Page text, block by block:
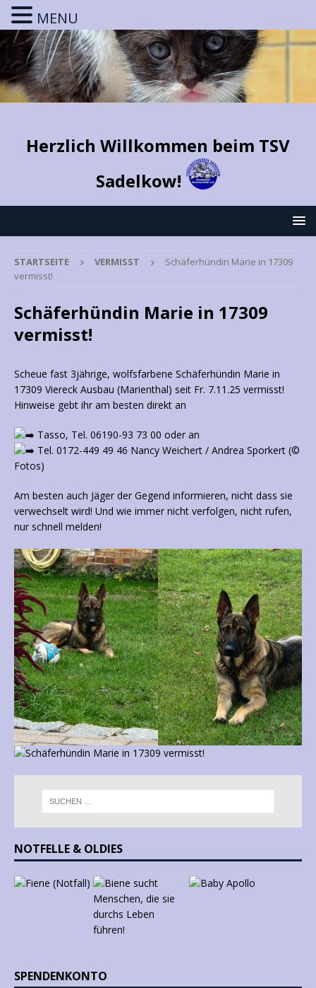
Herzlich Willkommen beim TSV
Sadelkow!
STARTSEITE VERMISST
Schäferhündin Marie in 17309
vermisst!
Schäferhündin Marie in 17309
vermisst!
Scheue fast 3jährige, wolfsfarbene Schäferhündin Marie in
17309 Viereck Ausbau (Marienthal) seit Fr. 7.11.25 vermisst!
Hinweise gebt ihr am besten direkt an
Tasso, Tel. 06190-93 73 00 oder an
Tel. 0172-449 49 46 Nancy Weichert / Andrea Sporkert (©
Fotos)
Am besten auch Jäger der Gegend informieren, nicht dass sie
verwechselt wird! Und wie immer nicht verfolgen, nicht rufen,
nur schnell melden!
NOTFELLE & OLDIES
SPENDENKONTO
MENU